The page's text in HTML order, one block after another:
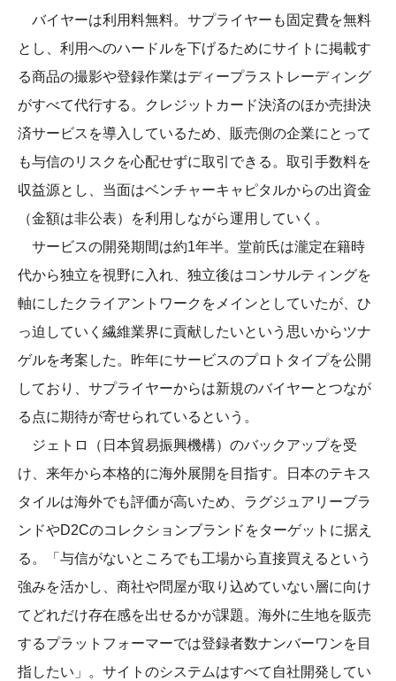
バイヤーは利用料無料。サプライヤーも固定費を無料
とし、利用へのハードルを下げるためにサイトに掲載す
る商品の撮影や登録作業はディープラストレーディング
がすべて代行する。クレジットカード決済のほか売掛決
済サービスを導入しているため、販売側の企業にとって
も与信のリスクを心配せずに取引できる。取引手数料を
収益源とし、当面はベンチャーキャピタルからの出資金
（金額は非公表）を利用しながら運用していく。
サービスの開発期間は約1年半。堂前氏は瀧定在籍時
代から独立を視野に入れ、独立後はコンサルティングを
軸にしたクライアントワークをメインとしていたが、ひ
っ迫していく繊維業界に貢献したいという思いからツナ
ゲルを考案した。昨年にサービスのプロトタイプを公開
しており、サプライヤーからは新規のバイヤーとつなが
る点に期待が寄せられているという。
ジェトロ（日本貿易振興機構）のバックアップを受
け、来年から本格的に海外展開を目指す。日本のテキス
タイルは海外でも評価が高いため、ラグジュアリーブラ
ンドやD2Cのコレクションブランドをターゲットに据え
る。「与信がないところでも工場から直接買えるという
強みを活かし、商社や問屋が取り込めていない層に向け
てどれだけ存在感を出せるかが課題。海外に生地を販売
するプラットフォーマーでは登録者数ナンバーワンを目
指したい」。サイトのシステムはすべて自社開発してい